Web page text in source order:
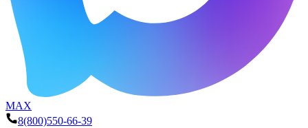
MAX
8(800)550-66-39